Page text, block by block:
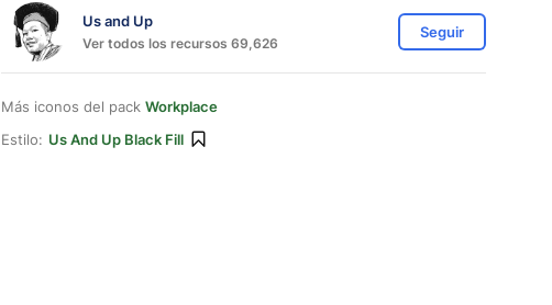
Us and Up
Ver todos los recursos 69,626
Seguir
Más iconos del pack Workplace
Estilo: Us And Up Black Fill